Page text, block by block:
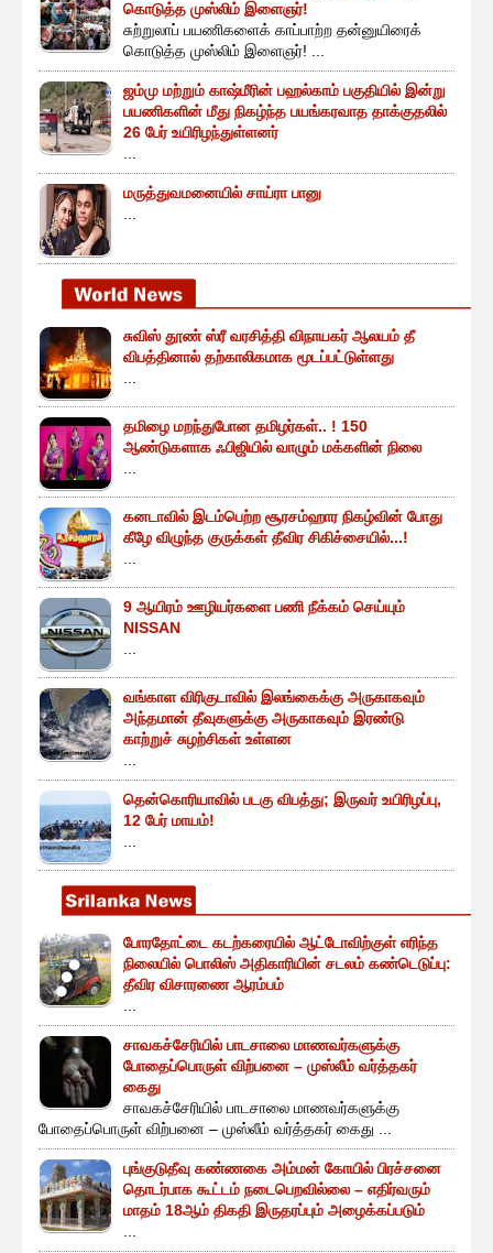
கொடுத்த முஸ்லிம் இளைஞர்!
சுற்றுலாப் பயணிகளைக் காப்பாற்ற தன்னுயிரைக்
கொடுத்த முஸ்லிம் இளைஞர்! ...
ஜம்மு மற்றும் காஷ்மீரின் பஹல்காம் பகுதியில் இன்று
பயணிகளின் மீது நிகழ்ந்த பயங்கரவாத தாக்குதலில்
26 பேர் உயிரிழந்துள்ளனர்
மருத்துவமனையில் சாய்ரா பானு
சுவிஸ் தூண் ஸ்ரீ வரசித்தி விநாயகர் ஆலயம் தீ
விபத்தினால் தற்காலிகமாக மூடப்பட்டுள்ளது
தமிழை மறந்துபோன தமிழர்கள்.. ! 150
ஆண்டுகளாக ஃபிஜியில் வாழும் மக்களின் நிலை
கனடாவில் இடம்பெற்ற சூரசம்ஹார நிகழ்வின் போது
கீழே விழுந்த குருக்கள் தீவிர சிகிச்சையில்...!
9 ஆயிரம் ஊழியர்களை பணி நீக்கம் செய்யும்
NISSAN
வங்காள விரிகுடாவில் இலங்கைக்கு அருகாகவும்
அந்தமான் தீவுகளுக்கு அருகாகவும் இரண்டு
காற்றுச் சுழற்சிகள் உள்ளன
தென்கொரியாவில் படகு விபத்து; இருவர் உயிரிழப்பு,
12 பேர் மாயம்!
போரதோட்டை கடற்கரையில் ஆட்டோவிற்குள் எரிந்த
நிலையில் பொலிஸ் அதிகாரியின் சடலம் கண்டெடுப்பு:
தீவிர விசாரணை ஆரம்பம்
சாவகச்சேரியில் பாடசாலை மாணவர்களுக்கு
போதைப்பொருள் விற்பனை – முஸ்லீம் வர்த்தகர்
கைது
சாவகச்சேரியில் பாடசாலை மாணவர்களுக்கு
போதைப்பொருள் விற்பனை – முஸ்லீம் வர்த்தகர் கைது ...
புங்குடுதீவு கண்ணகை அம்மன் கோயில் பிரச்சனை
தொடர்பாக கூட்டம் நடைபெறவில்லை – எதிர்வரும்
மாதம் 18ஆம் திகதி இருதரப்பும் அழைக்கப்படும்